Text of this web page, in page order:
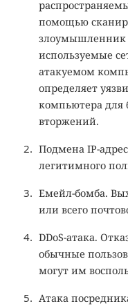
помощью
злоумышленник
используемые
атакуемом
определяет
компьютера для
вторжений.
Подмена IP-
легитимного
Емейл-бомба.
или всего
DDoS-атака.
обычные
могут им
Атака